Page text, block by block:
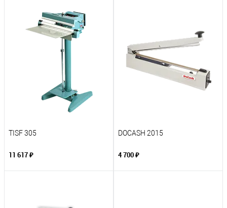
TISF 305
11 617 ₽
DOCASH 2015
4 700 ₽